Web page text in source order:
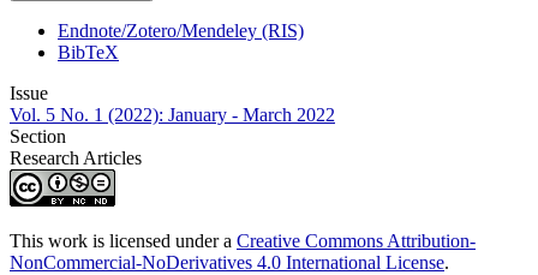
Endnote/Zotero/Mendeley (RIS)
BibTeX
Issue
Vol. 5 No. 1 (2022): January - March 2022
Section
Research Articles
This work is licensed under a Creative Commons Attribution-
NonCommercial-NoDerivatives 4.0 International License.